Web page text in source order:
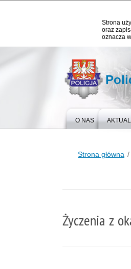
Strona
oraz
oznacza
O NAS
Strona główna
Życzenia z